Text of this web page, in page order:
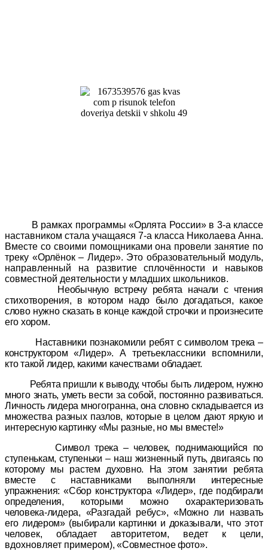
В рамках программы «Орлята России» в 3-а классе
наставником стала учащаяся 7-а класса Николаева Анна.
Вместе со своими помощниками она провели занятие по
треку «Орлёнок – Лидер». Это образовательный модуль,
направленный на развитие сплочённости и навыков
совместной деятельности у младших школьников.
Необычную встречу ребята начали с чтения
стихотворения, в котором надо было догадаться, какое
слово нужно сказать в конце каждой строчки и произнесите
его хором.
Наставники познакомили ребят с символом трека –
конструктором «Лидер». А третьеклассники вспомнили,
кто такой лидер, какими качествами обладает.
Ребята пришли к выводу, чтобы быть лидером, нужно
много знать, уметь вести за собой, постоянно развиваться.
Личность лидера многогранна, она словно складывается из
множества разных пазлов, которые в целом дают яркую и
интересную картинку «Мы разные, но мы вместе!»
Символ трека – человек, поднимающийся по
ступенькам, ступеньки – наш жизненный путь, двигаясь по
которому мы растем духовно. На этом занятии ребята
вместе с наставниками выполняли интересные
упражнения: «Сбор конструктора «Лидер», где подбирали
определения, которыми можно охарактеризовать
человека-лидера, «Разгадай ребус», «Можно ли назвать
его лидером» (выбирали картинки и доказывали, что этот
человек, обладает авторитетом, ведет к цели,
вдохновляет примером), «Совместное фото».